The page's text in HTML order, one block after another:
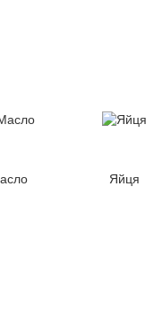
Яйця